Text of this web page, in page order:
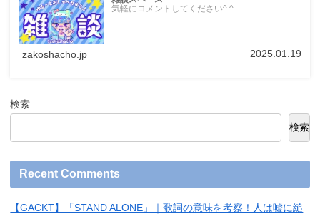
気軽にコメントしてください^ ^
zakoshacho.jp 2025.01.19
検索
検索
Recent Comments
【GACKT】「STAND ALONE」｜歌詞の意味を考察！人は嘘に縋